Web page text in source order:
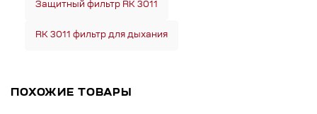
Защитный фильтр RK 3011
RK 3011 фильтр для дыхания
ПОХОЖИЕ ТОВАРЫ